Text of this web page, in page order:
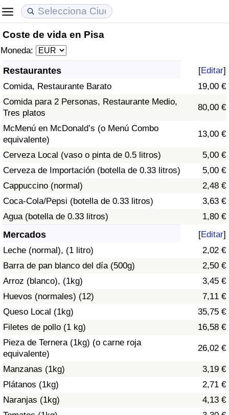
Coste de vida en Pisa
Moneda:
Restaurantes [Editar]
Comida, Restaurante Barato
19,00 €
Comida para 2 Personas, Restaurante Medio,
Tres platos
80,00 €
McMenú en McDonald’s (o Menú Combo
equivalente)
13,00 €
Cerveza Local (vaso o pinta de 0.5 litros)
5,00 €
Cerveza de Importación (botella de 0.33 litros)
5,00 €
Cappuccino (normal)
2,48 €
Coca-Cola/Pepsi (botella de 0.33 litros)
3,63 €
Agua (botella de 0.33 litros)
1,80 €
Mercados [Editar]
Leche (normal), (1 litro)
2,02 €
Barra de pan blanco del día (500g)
2,50 €
Arroz (blanco), (1kg)
3,45 €
Huevos (normales) (12)
7,11 €
Queso Local (1kg)
35,75 €
Filetes de pollo (1 kg)
16,58 €
Pieza de Ternera (1kg) (o carne roja
equivalente)
26,02 €
Manzanas (1kg)
3,19 €
Plátanos (1kg)
2,71 €
Naranjas (1kg)
4,13 €
Coste de vida
Índice de Costo de Vida
Índice de costo de vida por país
en aqaba
Precios de las propiedades
Índice de Precios de Inmuebles
Índice de Precios de Inmuebles por País
Calidad de Vida
Índice de Calidad de Vida (Actual)
Índice de calidad de vida por país
Delincuencia
Calificación del Índice de Criminalidad
(Actual)
Índice de Criminalidad
Índice de criminalidad por país
Sanidad
Índice de Sanidad (Actual)
Índice de Sanidad
Índice de Sanidad por País
Contaminación
Índice de Contaminación (Actual)